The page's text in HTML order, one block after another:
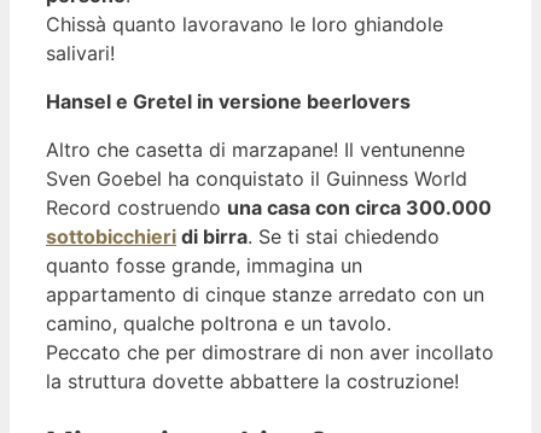
Chissà quanto lavoravano le loro ghiandole
salivari!
Hansel e Gretel in versione beerlovers
Altro che casetta di marzapane! Il ventunenne
Sven Goebel ha conquistato il Guinness World
Record costruendo una casa con circa 300.000
sottobicchieri di birra. Se ti stai chiedendo
quanto fosse grande, immagina un
appartamento di cinque stanze arredato con un
camino, qualche poltrona e un tavolo.
Peccato che per dimostrare di non aver incollato
la struttura dovette abbattere la costruzione!